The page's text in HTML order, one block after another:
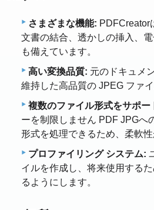
さまざまな機能: PDFCreator
文書の結合、透かしの挿入、
も備えています。
高い変換品質: 元のドキュメ
維持した高品質の JPEG ファ
複数のファイル形式をサポー
ーを制限しません PDF JPGへ
形式を処理できるため、柔軟性
プロファイリング システム:
イルを作成し、将来使用する
るようにします。